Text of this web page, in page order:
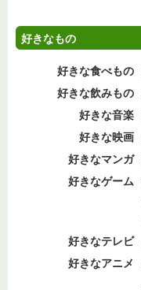
好きなもの
好きな食べもの
好きな飲みもの
好きな音楽
好きな映画
好きなマンガ
好きなゲーム
好きなテレビ
好きなアニメ